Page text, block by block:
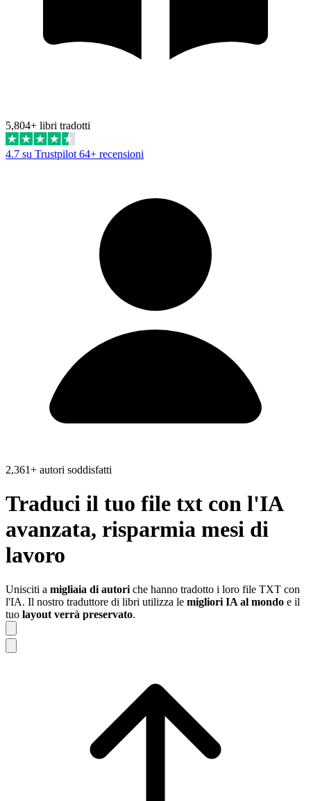
5,804+ libri tradotti
4.7 su Trustpilot 64+ recensioni
2,361+ autori soddisfatti
Traduci il tuo file txt con l'IA
avanzata, risparmia mesi di
lavoro
Unisciti a migliaia di autori che hanno tradotto i loro file TXT con
l'IA. Il nostro traduttore di libri utilizza le migliori IA al mondo e il
tuo layout verrà preservato.